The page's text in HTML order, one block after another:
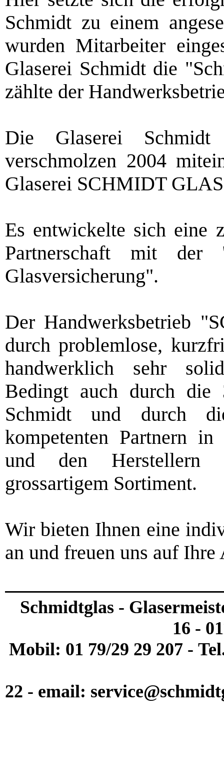
Schmidt zu einem
wurden Mitarbeiter
Glaserei Schmidt die
zählte der
Die Glaserei
verschmolzen 2004
Glaserei SCHMIDT
Es entwickelte sich eine
Partnerschaft mit
Glasversicherung".
Der Handwerksbetrieb
durch problemlose,
handwerklich sehr
Bedingt auch durch die
Schmidt und durch
kompetenten Partnern in
und den Herstellern
grossartigem Sortiment.
Wir bieten Ihnen eine
an und freuen uns auf Ihre
Schmidtglas -
16 -
Mobil: 01 79/29 29 207 -
22 - email: